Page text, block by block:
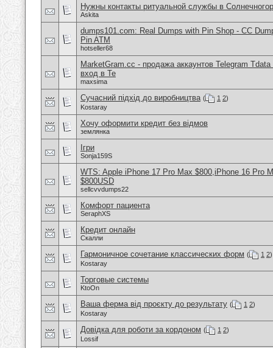
Нужны контакты ритуальной службы в
Askita
dumps101.com: Real Dumps with Pin Shop - CC
Pin ATM
hotseller68
MarketGram.cc - продажа аккаунтов Telegram
вход в Te
maxsima
Сучасний підхід до виробництва ( 1 2)
Kostaray
Хочу оформити кредит без відмов
землянка
Ігри
Sonja159S
WTS: Apple iPhone 17 Pro Max $800,iPhone 16 Pro
$800USD
sellcvvdumps22
Комфорт пациента
SeraphXS
Кредит онлайн
Скалли
Гармоничное сочетание классических форм ( 1 2)
Kostaray
Торговые системы
KtoOn
Ваша ферма від проєкту до результату ( 1 2)
Kostaray
Довідка для роботи за кордоном ( 1 2)
Lossif